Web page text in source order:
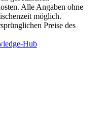
Alle Angaben ohne
möglich.
Preise des
Hub